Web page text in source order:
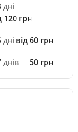
дні
120 грн
дні від 60 грн
днів 50 грн